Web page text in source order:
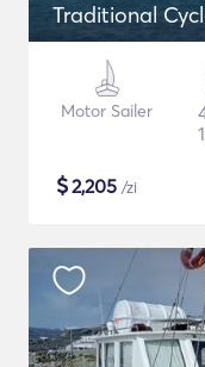
Traditional
Motor Sailer
$2,205 /zi